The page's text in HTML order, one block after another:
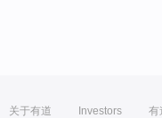
关于有道 Investors 有